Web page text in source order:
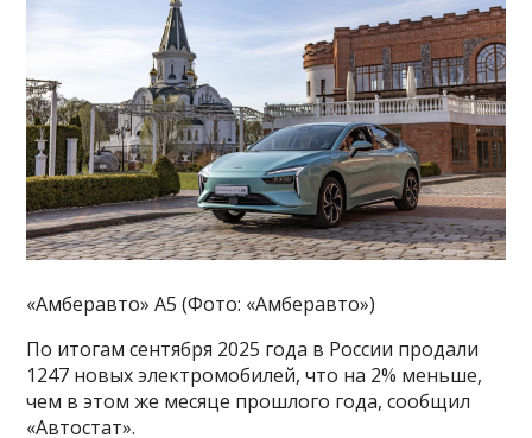
«Амберавто» А5 (Фото: «Амберавто»)
По итогам сентября 2025 года в России продали
1247 новых электромобилей, что на 2% меньше,
чем в этом же месяце прошлого года, сообщил
«Автостат».